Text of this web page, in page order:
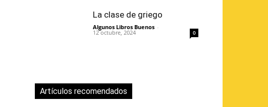
La clase de griego
Algunos Libros Buenos -
12 octubre, 2024 0
Artículos recomendados